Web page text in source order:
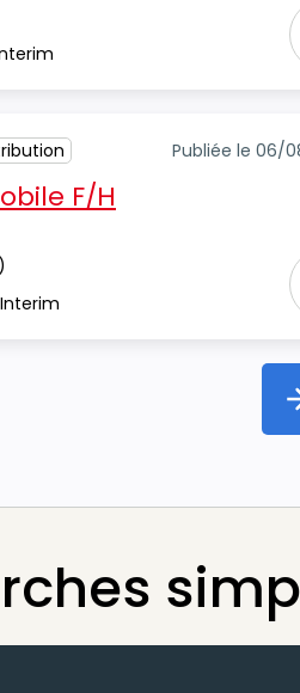
Publiée le 06/
F/H
Interim